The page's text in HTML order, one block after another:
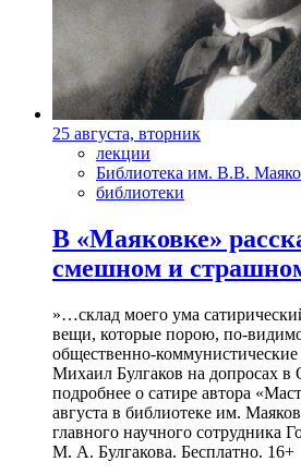
25 августа, вторник
лекции
Библиотека им. В.В.
библиотеки
В «Маяковке»
смешном и
»…склад моего ума
вещи, которые порою, по-
общественно-
Михаил Булгаков на допросах
подробнее о сатире автора
августа в библиотеке им.
главного научного сотрудника
М. А. Булгакова. Бесплатно. 16+